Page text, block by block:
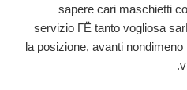
sapere cari maschietti
servizio ГЁ tanto vogliosa
la posizione, avanti